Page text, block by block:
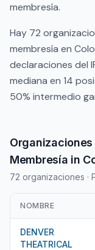
membresía.
Hay 72
membresía en
declaraciones del
mediana en 14
50% intermedio
Membresía in
72 organizaciones ·
NOMBRE
DENVER
THEATRICAL